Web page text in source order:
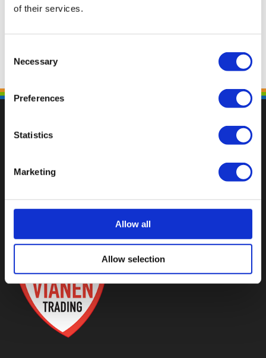
of their services.
Selection
Necessary
Preferences
Statistics
Marketing
Allow all
Allow selection
Fallen Sie mit einzigartigen